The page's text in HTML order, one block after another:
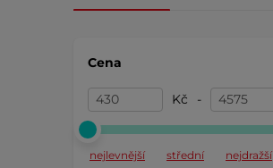
Cena
Kč -
nejlevnější střední nejdražší